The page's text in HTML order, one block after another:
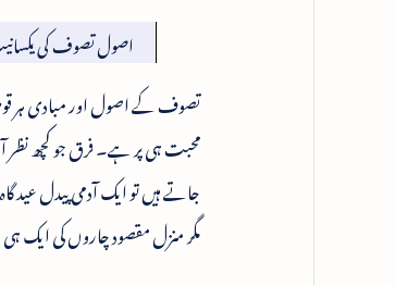
اصول تصوف کی
تصوف کے اصول اور مبادی ہر
محبت ہی پر ہے۔ فرق جو کچھ
جاتے ہیں تو ایک آدمی پیدل عید
مگر منزل مقصود چاروں کی ایک